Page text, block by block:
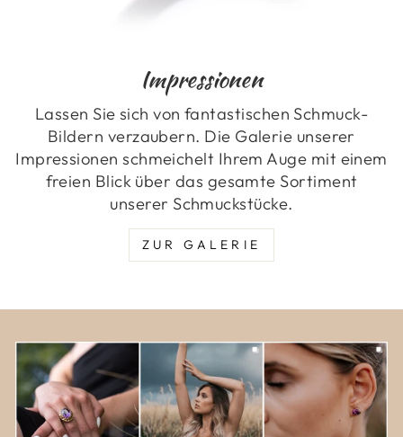
Impressionen
Lassen Sie sich von fantastischen Schmuck-
Bildern verzaubern. Die Galerie unserer
Impressionen schmeichelt Ihrem Auge mit einem
freien Blick über das gesamte Sortiment
unserer Schmuckstücke.
ZUR GALERIE